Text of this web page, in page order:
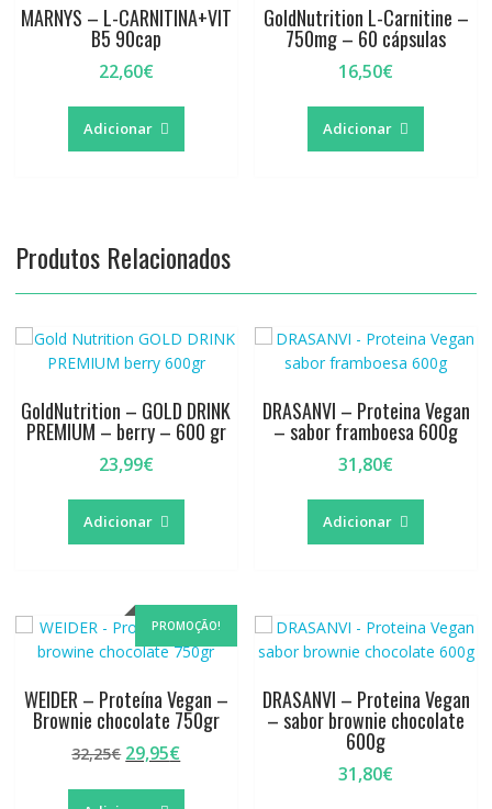
MARNYS – L-CARNITINA+VIT
B5 90cap
22,60€
Adicionar
GoldNutrition L-Carnitine –
750mg – 60 cápsulas
16,50€
Adicionar
Produtos Relacionados
GoldNutrition – GOLD DRINK
PREMIUM – berry – 600 gr
23,99€
Adicionar
DRASANVI – Proteina Vegan
– sabor framboesa 600g
31,80€
Adicionar
PROMOÇÃO!
WEIDER – Proteína Vegan –
Brownie chocolate 750gr
32,25€ O
original
29,95€O
DRASANVI – Proteina Vegan
– sabor brownie chocolate
600g
31,80€